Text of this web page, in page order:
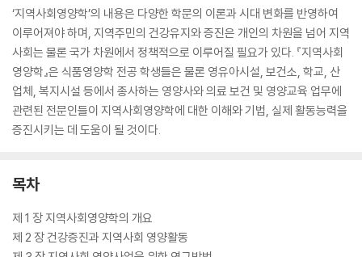
‘지역사회영양학’의 내용은 다양한 학문의 이론과 시대 변화를 반영하여
이루어져야 하며, 지역주민의 건강유지와 증진은 개인의 차원을 넘어 지역
사회는 물론 국가 차원에서 정책적으로 이루어질 필요가 있다. 『지역사회
영양학』은 식품영양학 전공 학생들은 물론 영유아시설, 보건소, 학교, 산
업체, 복지시설 등에서 종사하는 영양사와 의료 보건 및 영양교육 업무에
관련된 전문인들이 지역사회영양학에 대한 이해와 기법, 실제 활동능력을
증진시키는 데 도움이 될 것이다.
목차
제 1 장 지역사회영양학의 개요
제 2 장 건강증진과 지역사회 영양활동